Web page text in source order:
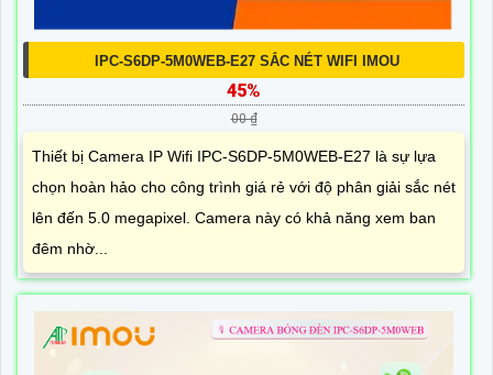
IPC-S6DP-5M0WEB-E27 SẮC NÉT WIFI IMOU
45%
00 ₫
Thiết bị Camera IP Wifi IPC-S6DP-5M0WEB-E27 là sự lựa
chọn hoàn hảo cho công trình giá rẻ với độ phân giải sắc nét
lên đến 5.0 megapixel. Camera này có khả năng xem ban
đêm nhờ...